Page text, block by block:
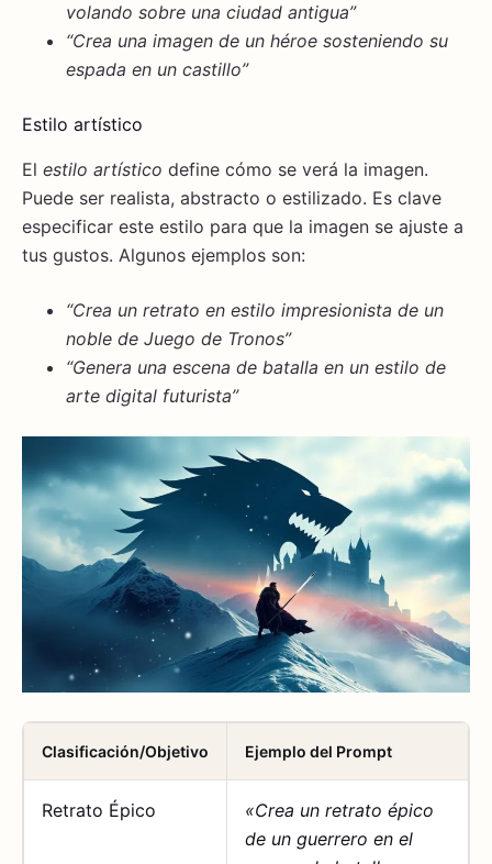
volando sobre una ciudad antigua”
“Crea una imagen de un héroe sosteniendo su
espada en un castillo”
Estilo artístico
El estilo artístico define cómo se verá la imagen.
Puede ser realista, abstracto o estilizado. Es clave
especificar este estilo para que la imagen se ajuste a
tus gustos. Algunos ejemplos son:
“Crea un retrato en estilo impresionista de un
noble de Juego de Tronos”
“Genera una escena de batalla en un estilo de
arte digital futurista”
Clasificación/Objetivo Ejemplo del Prompt
Retrato Épico
«Crea un retrato épico
de un guerrero en el